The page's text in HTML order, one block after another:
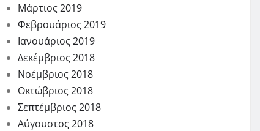
Μάρτιος 2019
Φεβρουάριος 2019
Ιανουάριος 2019
Δεκέμβριος 2018
Νοέμβριος 2018
Οκτώβριος 2018
Σεπτέμβριος 2018
Αύγουστος 2018